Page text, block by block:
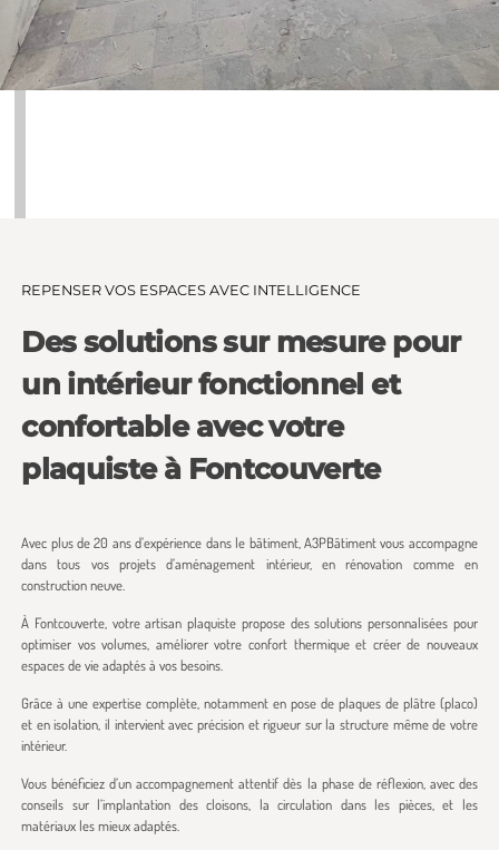
REPENSER VOS ESPACES AVEC INTELLIGENCE
Des solutions sur mesure pour
un intérieur fonctionnel et
confortable avec votre
plaquiste à Fontcouverte
Avec plus de 20 ans d’expérience dans le bâtiment, A3PBâtiment vous accompagne
dans tous vos projets d’aménagement intérieur, en rénovation comme en
construction neuve.
À Fontcouverte, votre artisan plaquiste propose des solutions personnalisées pour
optimiser vos volumes, améliorer votre confort thermique et créer de nouveaux
espaces de vie adaptés à vos besoins.
Grâce à une expertise complète, notamment en pose de plaques de plâtre (placo)
et en isolation, il intervient avec précision et rigueur sur la structure même de votre
intérieur.
Vous bénéficiez d’un accompagnement attentif dès la phase de réflexion, avec des
conseils sur l’implantation des cloisons, la circulation dans les pièces, et les
matériaux les mieux adaptés.